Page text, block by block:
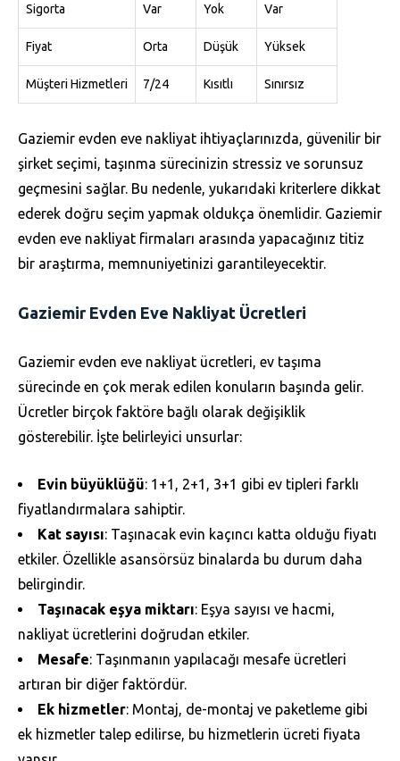
Sigorta Var Yok Var
Fiyat Orta Düşük Yüksek
Müşteri Hizmetleri 7/24 Kısıtlı Sınırsız
Gaziemir evden eve nakliyat ihtiyaçlarınızda, güvenilir bir
şirket seçimi, taşınma sürecinizin stressiz ve sorunsuz
geçmesini sağlar. Bu nedenle, yukarıdaki kriterlere dikkat
ederek doğru seçim yapmak oldukça önemlidir. Gaziemir
evden eve nakliyat firmaları arasında yapacağınız titiz
bir araştırma, memnuniyetinizi garantileyecektir.
Gaziemir Evden Eve Nakliyat Ücretleri
Gaziemir evden eve nakliyat ücretleri, ev taşıma
sürecinde en çok merak edilen konuların başında gelir.
Ücretler birçok faktöre bağlı olarak değişiklik
gösterebilir. İşte belirleyici unsurlar:
Evin büyüklüğü: 1+1, 2+1, 3+1 gibi ev tipleri farklı
fiyatlandırmalara sahiptir.
Kat sayısı: Taşınacak evin kaçıncı katta olduğu fiyatı
etkiler. Özellikle asansörsüz binalarda bu durum daha
belirgindir.
Taşınacak eşya miktarı: Eşya sayısı ve hacmi,
nakliyat ücretlerini doğrudan etkiler.
Mesafe: Taşınmanın yapılacağı mesafe ücretleri
artıran bir diğer faktördür.
Ek hizmetler: Montaj, de-montaj ve paketleme gibi
ek hizmetler talep edilirse, bu hizmetlerin ücreti fiyata